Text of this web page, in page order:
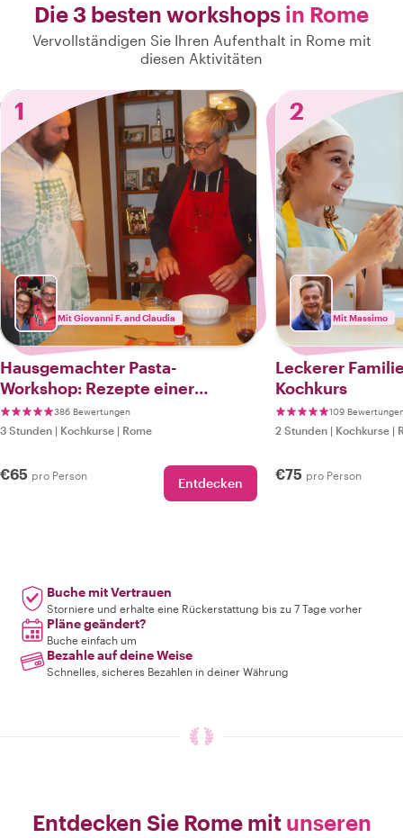
Die 3 besten workshops in Rome
Vervollständigen Sie Ihren Aufenthalt in Rome mit
diesen Aktivitäten
1
Mit Giovanni F. and Claudia
Hausgemachter Pasta-
Workshop: Rezepte einer
römischen Mutter
386 Bewertungen
3 Stunden | Kochkurse | Rome
€65 pro Person Entdecken
2
Mit Massimo
Leckerer
Kochkurs
109
2 Stunden | Kochkurse |
€75 pro Person
Buche mit Vertrauen
Storniere und erhalte eine Rückerstattung bis zu 7 Tage vorher
Pläne geändert?
Buche einfach um
Bezahle auf deine Weise
Schnelles, sicheres Bezahlen in deiner Währung
Entdecken Sie Rome mit unseren